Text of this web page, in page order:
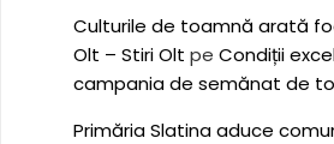
Culturile de toamnă arată
Olt – Stiri Olt pe Condiții
campania de semănat de
Primăria Slatina aduce